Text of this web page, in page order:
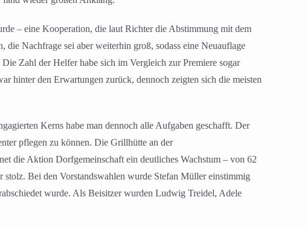
– eine Kooperation, die laut Richter die Abstimmung mit dem
Nachfrage sei aber weiterhin groß, sodass eine Neuauflage
Zahl der Helfer habe sich im Vergleich zur Premiere sogar
hinter den Erwartungen zurück, dennoch zeigten sich die meisten
Kerns habe man dennoch alle Aufgaben geschafft. Der
pflegen zu können. Die Grillhütte an der
die Aktion Dorfgemeinschaft ein deutliches Wachstum – von 62
Bei den Vorstandswahlen wurde Stefan Müller einstimmig
wurde. Als Beisitzer wurden Ludwig Treidel, Adele